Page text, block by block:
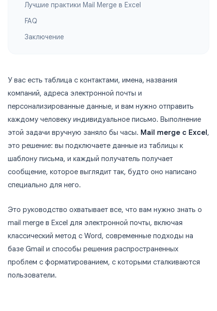
Лучшие практики Mail Merge в Excel
FAQ
Заключение
У вас есть таблица с контактами, имена, названия
компаний, адреса электронной почты и
персонализированные данные, и вам нужно отправить
каждому человеку индивидуальное письмо. Выполнение
этой задачи вручную заняло бы часы. Mail merge с Excel ,
это решение: вы подключаете данные из таблицы к
шаблону письма, и каждый получатель получает
сообщение, которое выглядит так, будто оно написано
специально для него.
Это руководство охватывает все, что вам нужно знать о
mail merge в Excel для электронной почты, включая
классический метод с Word, современные подходы на
базе Gmail и способы решения распространенных
проблем с форматированием, с которыми сталкиваются
пользователи.